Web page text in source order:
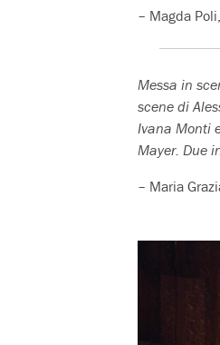
– Magda
Messa in
scene di
Ivana Monti
Mayer. Due
– Maria